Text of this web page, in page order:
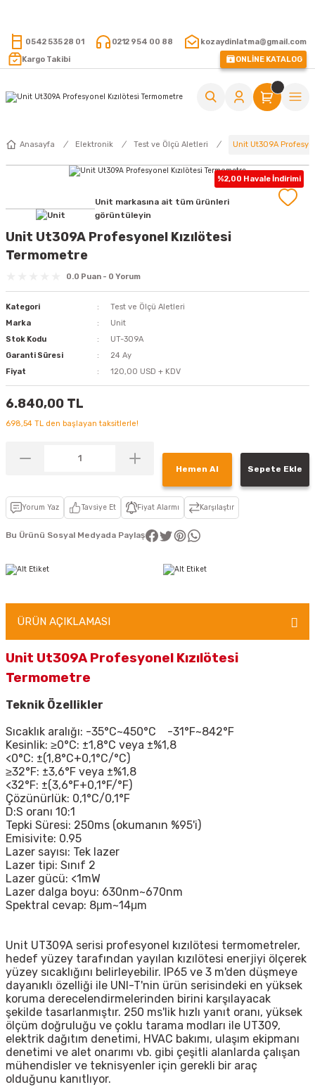
0542 535 28 01 0212 954 00 88
kozaydinlatma@gmail.com
Kargo Takibi
ONLİNE KATALOG
Anasayfa Elektronik Test ve Ölçü Aletleri Unit Ut309A
%2,00 Havale İndirimi
Unit markasına ait tüm ürünleri
görüntüleyin
Unit Ut309A Profesyonel Kızılötesi
Termometre
0.0 Puan - 0 Yorum
Kategori
Test ve Ölçü Aletleri
Marka
Unit
Stok Kodu
UT-309A
Garanti Süresi
24 Ay
Fiyat
120,00 USD + KDV
6.840,00 TL
698,54 TL den başlayan taksitlerle!
Hemen Al Sepete Ekle
Yorum Yaz Tavsiye Et Fiyat Alarmı Karşılaştır
Bu Ürünü Sosyal Medyada Paylaş
ÜRÜN AÇIKLAMASI
Unit Ut309A Profesyonel Kızılötesi
Termometre
Teknik Özellikler
Sıcaklık aralığı: -35°C~450°C -31°F~842°F
Kesinlik: ≥0°C: ±1,8°C veya ±%1,8
<0°C: ±(1,8°C+0,1°C/°C)
≥32°F: ±3,6°F veya ±%1,8
<32°F: ±(3,6°F+0,1°F/°F)
Çözünürlük: 0,1°C/0,1°F
D:S oranı 10:1
Tepki Süresi: 250ms (okumanın %95'i)
Emisivite: 0.95
Lazer sayısı: Tek lazer
Lazer tipi: Sınıf 2
Lazer gücü: <1mW
Lazer dalga boyu: 630nm~670nm
Spektral cevap: 8μm~14μm
Unit UT309A serisi profesyonel kızılötesi termometreler,
hedef yüzey tarafından yayılan kızılötesi enerjiyi ölçerek
yüzey sıcaklığını belirleyebilir. IP65 ve 3 m'den düşmeye
dayanıklı özelliği ile UNI-T'nin ürün serisindeki en yüksek
koruma derecelendirmelerinden birini karşılayacak
şekilde tasarlanmıştır. 250 ms'lik hızlı yanıt oranı, yüksek
ölçüm doğruluğu ve çoklu tarama modları ile UT309,
elektrik dağıtım denetimi, HVAC bakımı, ulaşım ekipmanı
denetimi ve alet onarımı vb. gibi çeşitli alanlarda çalışan
mühendisler ve teknisyenler için gerekli bir araç
olduğunu kanıtlıyor.